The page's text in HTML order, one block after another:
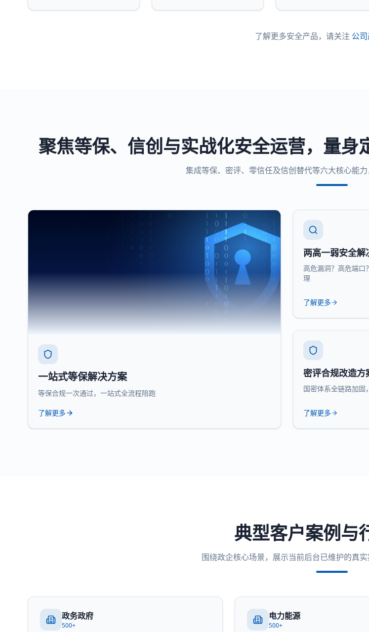
了解更多安全产品，请关注 公
聚焦等保、信创与实战化安全运营，量
集成等保、密评、零信任及信创替代等六大核心能
一站式等保解决方案
等保合规一次通过，一站式全流程陪跑
了解更多
两高一弱安全解
高危漏洞？高危端口
理
了解更多
密评合规改造方
国密体系全链路加固
了解更多
典型客户案例与
围绕政企核心场景，展示当前后台已维护的真实
政务政府
500+
电力能源
500+